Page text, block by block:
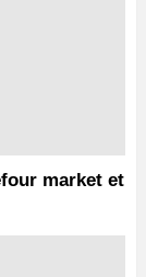
market et